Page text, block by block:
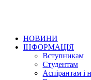
НОВИНИ
ІНФОРМАЦІЯ
Вступникам
Студентам
Аспірантам і